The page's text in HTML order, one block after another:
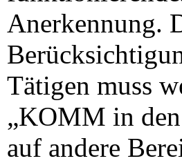
Anerkennung.
Tätigen muss
„KOMM in
auf andere